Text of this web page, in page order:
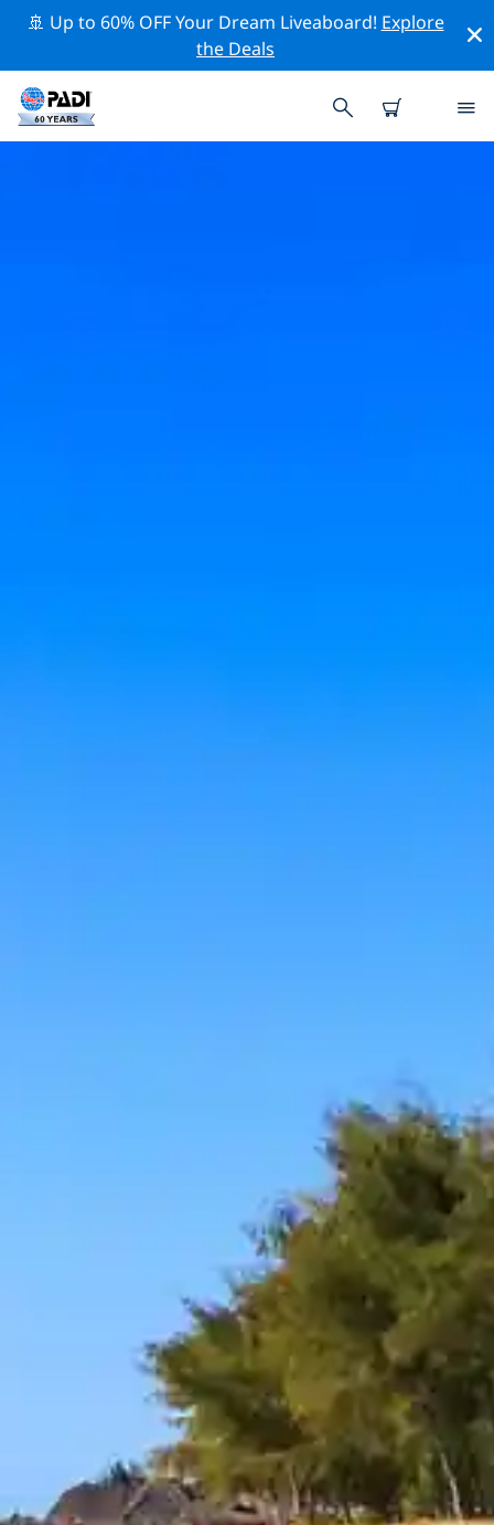
🚢 Up to 60% OFF Your Dream Liveaboard! Explore
the Deals